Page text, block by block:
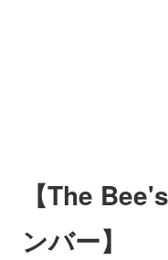
【The
ンバー】